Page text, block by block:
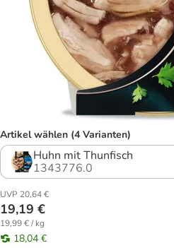
Artikel wählen (4 Varianten)
Huhn mit Thunfisch
1343776.0
UVP 20,64 €
19,19 €
19,99 € / kg
18,04 €